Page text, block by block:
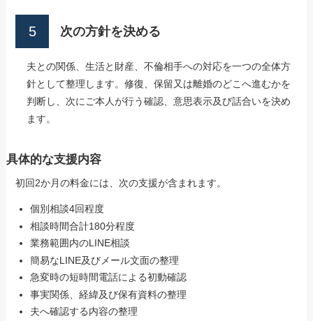
次の方針を決める
夫との関係、生活と財産、不倫相手への対応を一つの全体方
針として整理します。修復、保留又は離婚のどこへ進むかを
判断し、次にご本人が行う確認、意思表示及び話合いを決め
ます。
具体的な支援内容
初回2か月の料金には、次の支援が含まれます。
個別相談4回程度
相談時間合計180分程度
業務範囲内のLINE相談
簡易なLINE及びメール文面の整理
急変時の短時間電話による初動確認
事実関係、経緯及び保有資料の整理
夫へ確認する内容の整理